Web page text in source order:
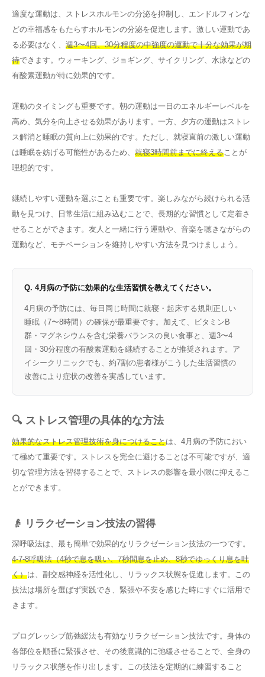
適度な運動は、ストレスホルモンの分泌を抑制し、エンドルフィンな
どの幸福感をもたらすホルモンの分泌を促進します。激しい運動であ
る必要はなく、 週3〜4回、30分程度の中強度の運動で十分な効果が期
待できます。ウォーキング、ジョギング、サイクリング、水泳などの
有酸素運動が特に効果的です。
運動のタイミングも重要です。朝の運動は一日のエネルギーレベルを
高め、気分を向上させる効果があります。一方、夕方の運動はストレ
ス解消と睡眠の質向上に効果的です。ただし、就寝直前の激しい運動
は睡眠を妨げる可能性があるため、 就寝3時間前までに終えることが
理想的です。
継続しやすい運動を選ぶことも重要です。楽しみながら続けられる活
動を見つけ、日常生活に組み込むことで、長期的な習慣として定着さ
せることができます。友人と一緒に行う運動や、音楽を聴きながらの
運動など、モチベーションを維持しやすい方法を見つけましょう。
Q. 4月病の予防に効果的な生活習慣を教えてください。
4月病の予防には、毎日同じ時間に就寝・起床する規則正しい
睡眠（7〜8時間）の確保が最重要です。加えて、ビタミンB
群・マグネシウムを含む栄養バランスの良い食事と、週3〜4
回・30分程度の有酸素運動を継続することが推奨されます。ア
イシークリニックでも、約7割の患者様がこうした生活習慣の
改善により症状の改善を実感しています。
🔍 ストレス管理の具体的な方法
効果的なストレス管理技術を身につけることは、4月病の予防におい
て極めて重要です。ストレスを完全に避けることは不可能ですが、適
切な管理方法を習得することで、ストレスの影響を最小限に抑えるこ
とができます。
👴 リラクゼーション技法の習得
深呼吸法は、最も簡単で効果的なリラクゼーション技法の一つです。
4-7-8呼吸法（4秒で息を吸い、7秒間息を止め、8秒でゆっくり息を吐
く）は、副交感神経を活性化し、リラックス状態を促進します。この
技法は場所を選ばず実践でき、緊張や不安を感じた時にすぐに活用で
きます。
プログレッシブ筋弛緩法も有効なリラクゼーション技法です。身体の
各部位を順番に緊張させ、その後意識的に弛緩させることで、全身の
リラックス状態を作り出します。この技法を定期的に練習すること